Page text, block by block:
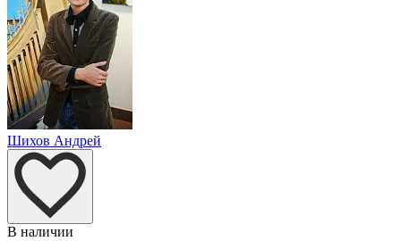
Шихов Андрей
В наличии